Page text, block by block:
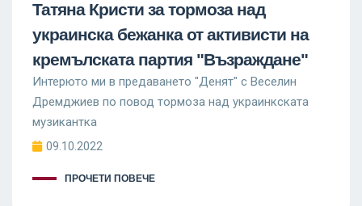
Татяна Кристи за тормоза над
украинска бежанка от активисти на
кремълската партия "Възраждане"
Интерюто ми в предаването "Денят" с Веселин
Дремджиев по повод тормоза над украинкската
музикантка
09.10.2022
ПРОЧЕТИ ПОВЕЧЕ